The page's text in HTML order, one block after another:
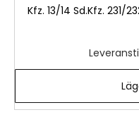
Kfz. 13/14 Sd.Kfz. 231/